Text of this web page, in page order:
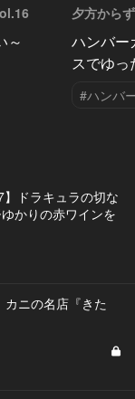
～
夕方から
ハンバー
スでゆ
#ハンバ
】ドラキュラの切な
かりの赤ワインを
ニの名店『きた